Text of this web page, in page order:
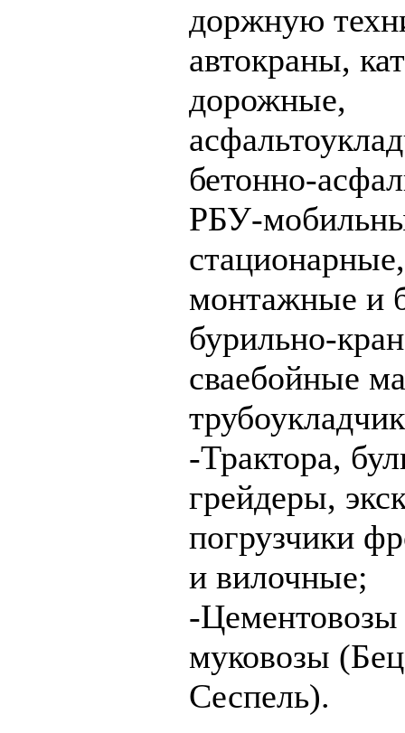
доржную
автокраны,
дорожные,
бетонно-
РБУ-
монтажные и
бурильно-
сваебойные
-Трактора,
грейдеры,
погрузчики
и вилочные;
-
муковозы
Сеспель).